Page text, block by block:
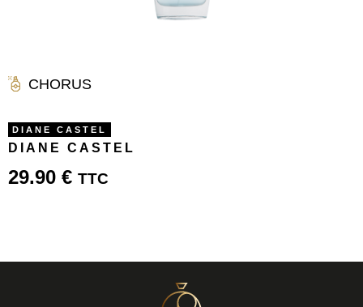
CHORUS
DIANE CASTEL
DIANE CASTEL
29.90 € TTC